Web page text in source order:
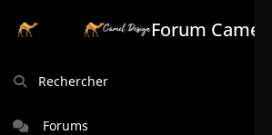
Forum Camel
Rechercher
Forums